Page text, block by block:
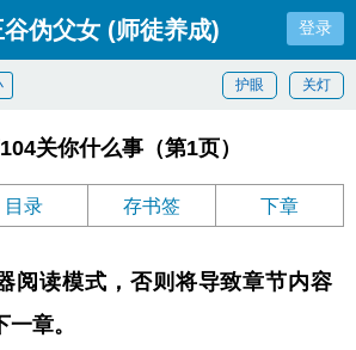
伪父女 (师徒养成) 登录
关灯
护眼
关你什么事（第1页）
目录 存书签 下章
阅读模式，否则将导致章节内容
章。